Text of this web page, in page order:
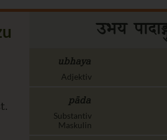
उभय
ubhaya
Adjektiv
pāda
Substantiv
Maskulin